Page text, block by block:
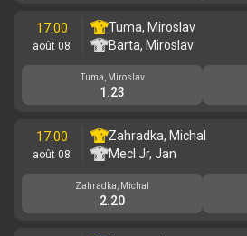
17:00
août 08
Tuma, Miroslav
Barta, Miroslav
Tuma, Miroslav
1.23
17:00
août 08
Zahradka, Michal
Mecl Jr, Jan
Zahradka, Michal
2.20